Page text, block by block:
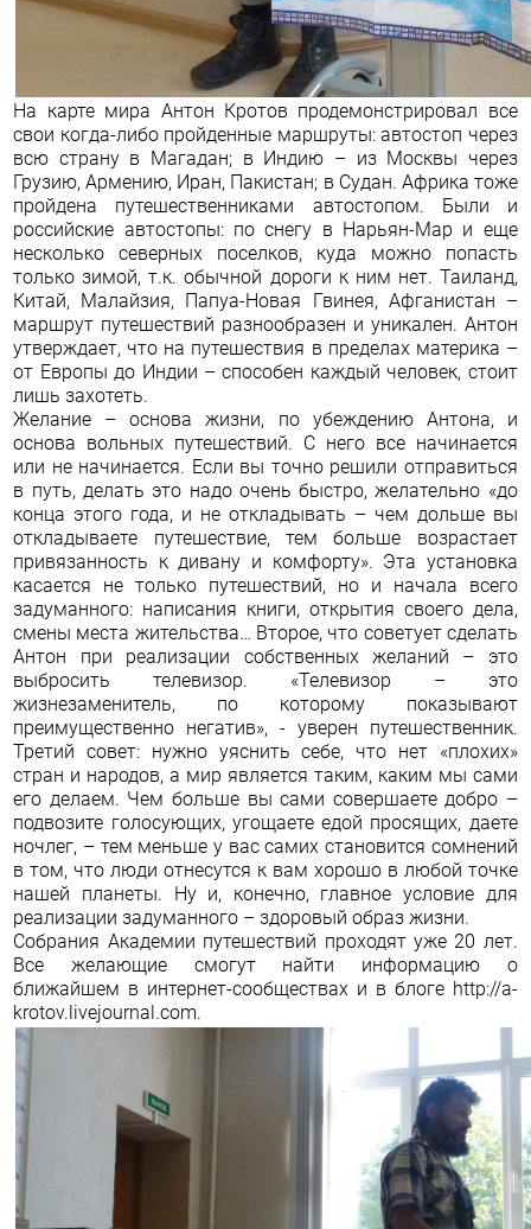
На карте мира Антон Кротов продемонстрировал все
свои когда-либо пройденные маршруты: автостоп через
всю страну в Магадан; в Индию – из Москвы через
Грузию, Армению, Иран, Пакистан; в Судан. Африка тоже
пройдена путешественниками автостопом. Были и
российские автостопы: по снегу в Нарьян-Мар и еще
несколько северных поселков, куда можно попасть
только зимой, т.к. обычной дороги к ним нет. Таиланд,
Китай, Малайзия, Папуа-Новая Гвинея, Афганистан –
маршрут путешествий разнообразен и уникален. Антон
утверждает, что на путешествия в пределах материка –
от Европы до Индии – способен каждый человек, стоит
лишь захотеть.
Желание – основа жизни, по убеждению Антона, и
основа вольных путешествий. С него все начинается
или не начинается. Если вы точно решили отправиться
в путь, делать это надо очень быстро, желательно «до
конца этого года, и не откладывать – чем дольше вы
откладываете путешествие, тем больше возрастает
привязанность к дивану и комфорту». Эта установка
касается не только путешествий, но и начала всего
задуманного: написания книги, открытия своего дела,
смены места жительства… Второе, что советует сделать
Антон при реализации собственных желаний – это
выбросить телевизор. «Телевизор – это
жизнезаменитель, по которому показывают
преимущественно негатив», - уверен путешественник.
Третий совет: нужно уяснить себе, что нет «плохих»
стран и народов, а мир является таким, каким мы сами
его делаем. Чем больше вы сами совершаете добро –
подвозите голосующих, угощаете едой просящих, даете
ночлег, – тем меньше у вас самих становится сомнений
в том, что люди отнесутся к вам хорошо в любой точке
нашей планеты. Ну и, конечно, главное условие для
реализации задуманного – здоровый образ жизни.
Собрания Академии путешествий проходят уже 20 лет.
Все желающие смогут найти информацию о
ближайшем в интернет-сообществах и в блоге http://a-
krotov.livejournal.com.